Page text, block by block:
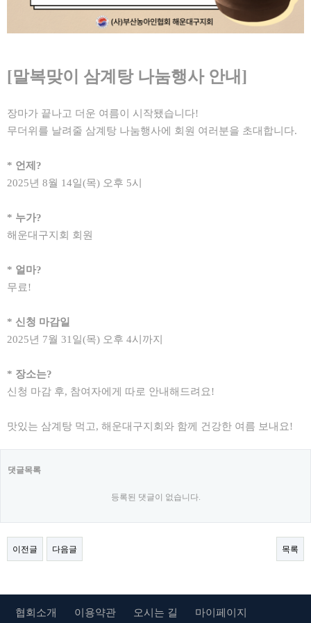
[말복맞이 삼계탕 나눔행사 안내]
장마가 끝나고 더운 여름이 시작됐습니다!
무더위를 날려줄 삼계탕 나눔행사에 회원 여러분을 초대합니다.
* 언제?
2025년 8월 14일(목) 오후 5시
* 누가?
해운대구지회 회원
* 얼마?
무료!
* 신청 마감일
2025년 7월 31일(목) 오후 4시까지
* 장소는?
신청 마감 후, 참여자에게 따로 안내해드려요!
맛있는 삼계탕 먹고, 해운대구지회와 함께 건강한 여름 보내요!
댓글목록
등록된 댓글이 없습니다.
이전글 다음글 목록
협회소개 이용약관 오시는 길 마이페이지